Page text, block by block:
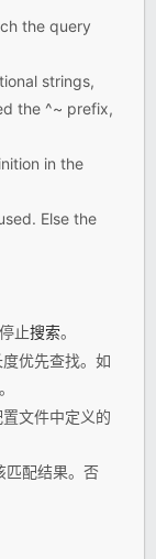
the query
strings,
the ^~ prefix,
in the
Else the
止搜索。
优先查找。如
文件中定义的
匹配结果。否